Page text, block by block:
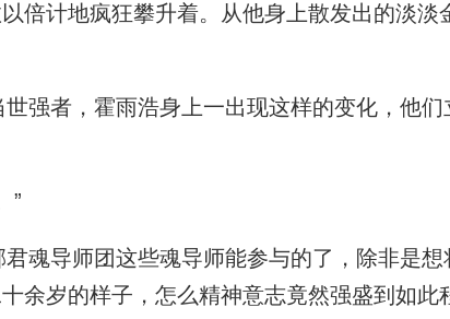
倍计地疯狂攀升着。从他身上散发出的淡淡
强者，霍雨浩身上一出现这样的变化，他们
”
魂导师团这些魂导师能参与的了，除非是想
余岁的样子，怎么精神意志竟然强盛到如此